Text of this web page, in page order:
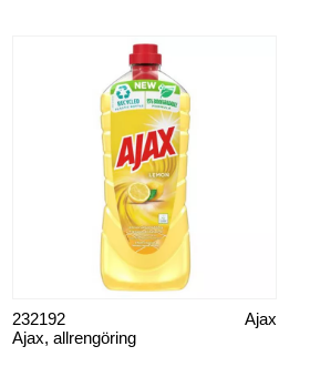
Ajax, allrengöring
Ajax
232192